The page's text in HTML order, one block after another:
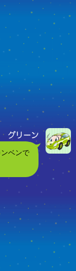
ベンで